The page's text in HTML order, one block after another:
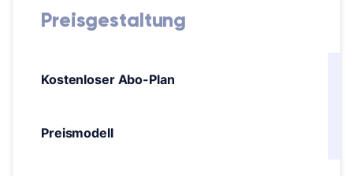
Preisgestaltung
Kostenloser Abo-Plan
Preismodell